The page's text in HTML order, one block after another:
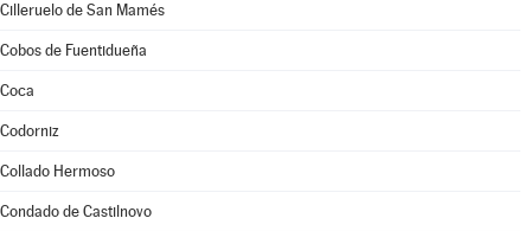
Cilleruelo de San Mamés
Cobos de Fuentidueña
Coca
Codorniz
Collado Hermoso
Condado de Castilnovo